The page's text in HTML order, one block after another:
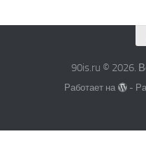
90is.ru © 2026.
Работает на -